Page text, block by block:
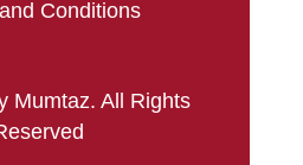
Conditions
Mumtaz. All Rights